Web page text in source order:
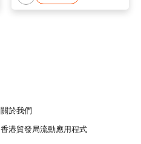
關於我們
香港貿發局流動應用程式